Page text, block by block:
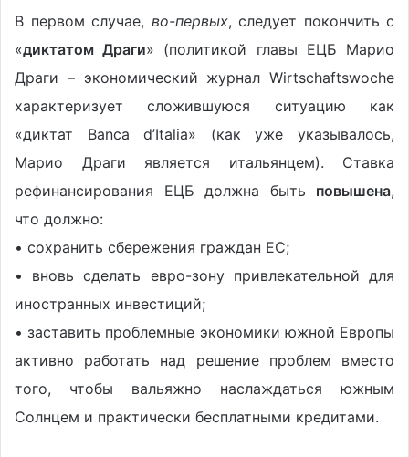
В первом случае, во-первых, следует покончить с
«диктатом Драги» (политикой главы ЕЦБ Марио
Драги – экономический журнал Wirtschaftswoche
характеризует сложившуюся ситуацию как
«диктат Banca d’Italia» (как уже указывалось,
Марио Драги является итальянцем). Ставка
рефинансирования ЕЦБ должна быть повышена,
что должно:
• сохранить сбережения граждан ЕС;
• вновь сделать евро-зону привлекательной для
иностранных инвестиций;
• заставить проблемные экономики южной Европы
активно работать над решение проблем вместо
того, чтобы вальяжно наслаждаться южным
Солнцем и практически бесплатными кредитами.